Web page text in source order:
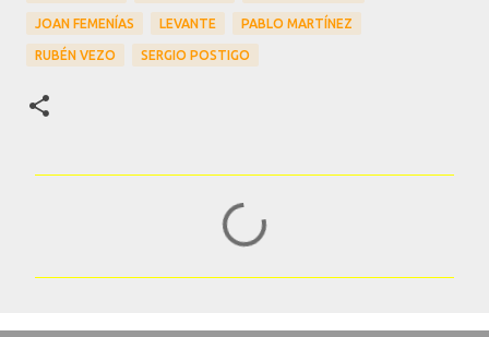
JOAN FEMENÍAS LEVANTE PABLO MARTÍNEZ
RUBÉN VEZO SERGIO POSTIGO
n